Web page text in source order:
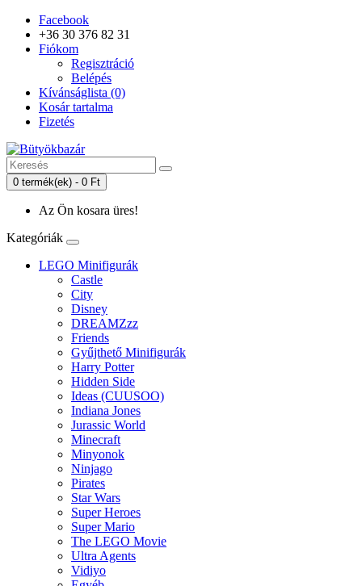
Facebook
+36 30 376 82 31
Fiókom
Regisztráció
Belépés
Kívánságlista (0)
Kosár tartalma
Fizetés
0 termék(ek) - 0 Ft
Az Ön kosara üres!
Kategóriák
LEGO Minifigurák
Castle
City
Disney
DREAMZzz
Friends
Gyűjthető Minifigurák
Harry Potter
Hidden Side
Ideas (CUUSOO)
Indiana Jones
Jurassic World
Minecraft
Minyonok
Ninjago
Pirates
Star Wars
Super Heroes
Super Mario
The LEGO Movie
Ultra Agents
Vidiyo